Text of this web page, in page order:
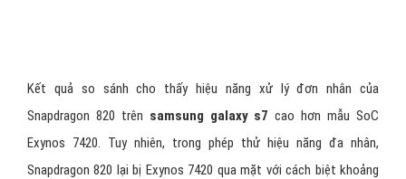
Kết quả so sánh cho thấy hiệu năng xử lý đơn nhân của
Snapdragon 820 trên samsung galaxy s7cao hơn mẫu SoC
Exynos 7420. Tuy nhiên, trong phép thử hiệu năng đa nhân,
Snapdragon 820 lại bị Exynos 7420 qua mặt với cách biệt khoảng